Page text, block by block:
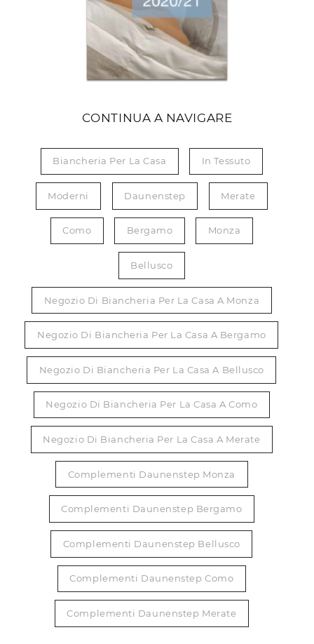
CONTINUA A NAVIGARE
Biancheria Per La Casa In Tessuto
Moderni Daunenstep Merate
Como Bergamo Monza
Bellusco
Negozio Di Biancheria Per La Casa A Monza
Negozio Di Biancheria Per La Casa A Bergamo
Negozio Di Biancheria Per La Casa A Bellusco
Negozio Di Biancheria Per La Casa A Como
Negozio Di Biancheria Per La Casa A Merate
Complementi Daunenstep Monza
Complementi Daunenstep Bergamo
Complementi Daunenstep Bellusco
Complementi Daunenstep Como
Complementi Daunenstep Merate